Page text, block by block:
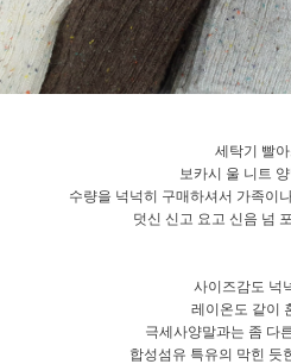
세탁기 빨
보카시 울 니트
수량을 넉넉히 구매하셔서 가족이
덧신 신고 요고 신음 넘
사이즈감도 넉
레이온도 같이
극세사양말과는 좀 다
합성섬유 특유의 막힌 듯